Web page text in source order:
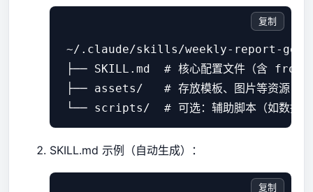
~/.claude/skills/weekly-report-
├── SKILL.md  # 核心配置文件（含
├── assets/   # 存放模板、图片等资源
复制
SKILL.md 示例（自动生成）：
复制